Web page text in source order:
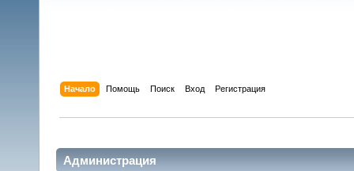
Начало Помощь Поиск Вход Регистрация
Администрация